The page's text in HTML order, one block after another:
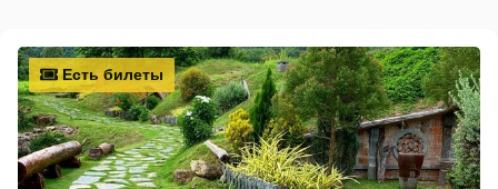
Есть билеты